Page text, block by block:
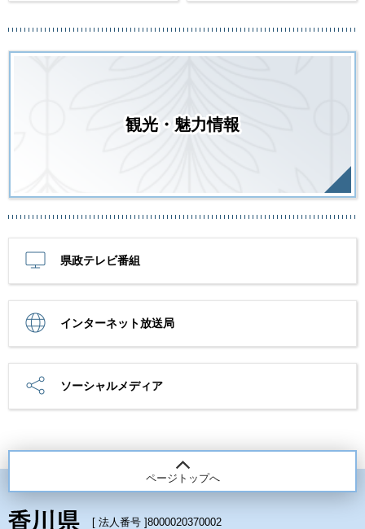
観光・魅力情報
県政テレビ番組
インターネット放送局
ソーシャルメディア
ページトップへ
[ 法人番号 ]8000020370002